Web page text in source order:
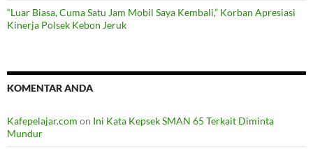
“Luar Biasa, Cuma Satu Jam Mobil Saya Kembali,” Korban Apresiasi
Kinerja Polsek Kebon Jeruk
KOMENTAR ANDA
Kafepelajar.com on Ini Kata Kepsek SMAN 65 Terkait Diminta
Mundur